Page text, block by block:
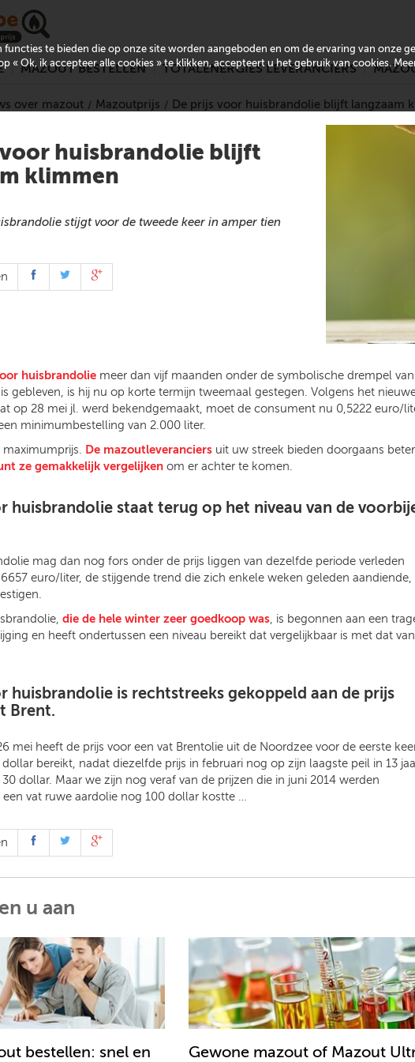
MAZOUT BESTELLEN TOTALENERGIES LEVERANCIERS
over mazout Mazoutprijs De prijs voor huisbrandolie blijft langzaam
huisbrandolie blijft
klimmen
stijgt voor de tweede keer in amper tien
huisbrandolie meer dan vijf maanden onder de symbolische drempel van
gebleven, is hij nu op korte termijn tweemaal gestegen. Volgens het
op 28 mei jl. werd bekendgemaakt, moet de consument nu 0,5222 euro/
minimumbestelling van 2.000 liter.
maximumprijs. De mazoutleveranciers uit uw streek bieden doorgaans
ze gemakkelijk vergelijken om er achter te komen.
huisbrandolie staat terug op het niveau van de
mag dan nog fors onder de prijs liggen van dezelfde periode verleden
euro/liter, de stijgende trend die zich enkele weken geleden aandiende,
die de hele winter zeer goedkoop was, is begonnen aan een
en heeft ondertussen een niveau bereikt dat vergelijkbaar is met dat van
huisbrandolie is rechtstreeks gekoppeld aan de prijs
Brent.
mei heeft de prijs voor een vat Brentolie uit de Noordzee voor de eerste
bereikt, nadat diezelfde prijs in februari nog op zijn laagste peil in 13
dollar. Maar we zijn nog veraf van de prijzen die in juni 2014 werden
vat ruwe aardolie nog 100 dollar kostte …
u aan
bestellen: snel en Gewone mazout of Mazout
te bieden die op onze site worden aangeboden en om de ervaring van onze
« Ok, ik accepteer alle cookies » te klikken, accepteert u het gebruik van cookies.